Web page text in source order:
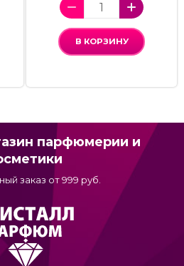
В КОРЗИНУ
парфюмерии и
заказ от 999 руб.